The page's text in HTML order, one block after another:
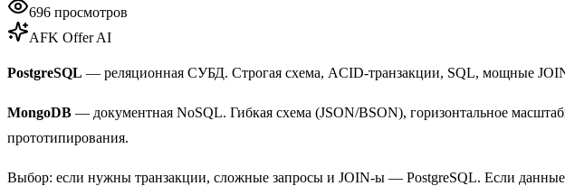
696 просмотров
AFK Offer AI
PostgreSQL — реляционная СУБД. Строгая схема, ACID-транзакции, SQL, мощные
MongoDB — документная NoSQL. Гибкая схема (JSON/BSON), горизонтальное
прототипирования.
Выбор: если нужны транзакции, сложные запросы и JOIN-ы — PostgreSQL. Если